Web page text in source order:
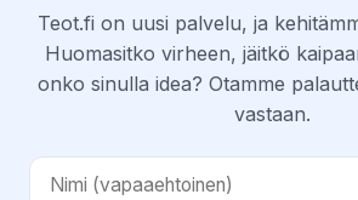
Teot.fi on uusi palvelu, ja
Huomasitko virheen, jäitkö
onko sinulla idea? Otamme
vastaan.